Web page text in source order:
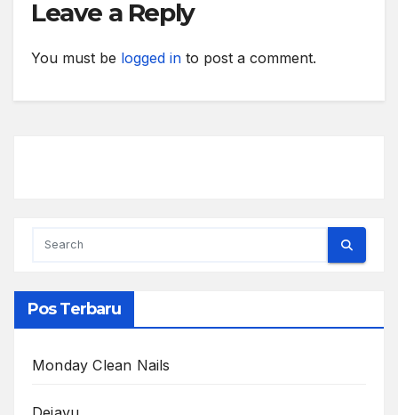
Leave a Reply
You must be logged in to post a comment.
Pos Terbaru
Monday Clean Nails